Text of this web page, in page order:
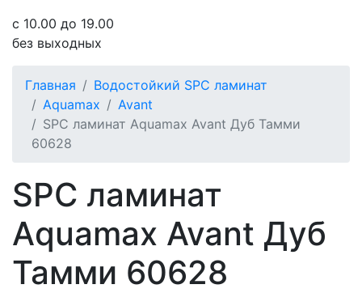
с 10.00 до 19.00
без выходных
Главная
Водостойкий SPC ламинат
Aquamax
Avant
SPC ламинат Aquamax Avant Дуб Тамми
60628
SPC ламинат
Aquamax Avant Дуб
Тамми 60628